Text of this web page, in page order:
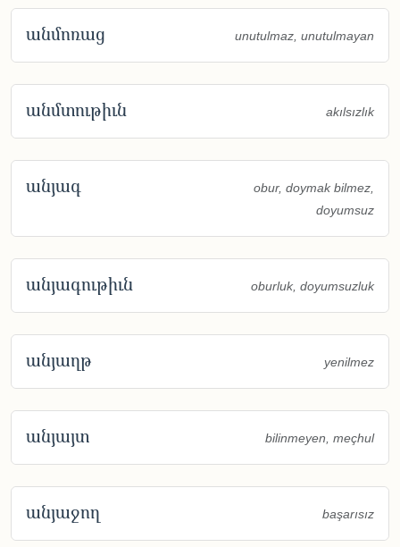
անմոռաց unutulmaz, unutulmayan
անմտութիւն akılsızlık
անյագ
obur, doymak bilmez,
doyumsuz
անյագութիւն oburluk, doyumsuzluk
անյաղթ yenilmez
անյայտ bilinmeyen, meçhul
անյաջող başarısız